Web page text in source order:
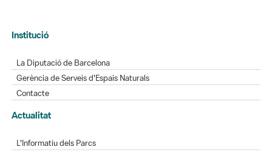
Institució
La Diputació de Barcelona
Gerència de Serveis d'Espais Naturals
Contacte
Actualitat
L'Informatiu dels Parcs